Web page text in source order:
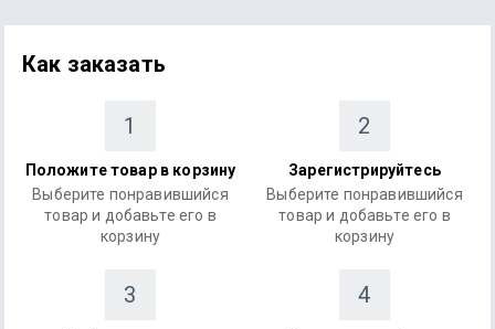
Как заказать
1
Положите товар в корзину
Выберите понравившийся
товар и добавьте его в
корзину
2
Зарегистрируйтесь
Выберите понравившийся
товар и добавьте его в
корзину
3 4